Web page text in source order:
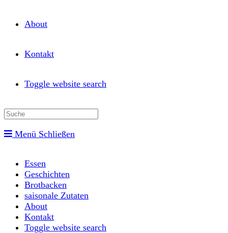
About
Kontakt
Toggle website search
Menü Schließen
Essen
Geschichten
Brotbacken
saisonale Zutaten
About
Kontakt
Toggle website search